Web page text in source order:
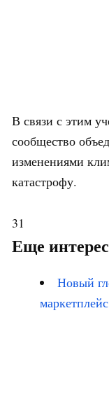
В связи с этим
сообщество
изменениями
катастрофу.
31
Еще
Новый